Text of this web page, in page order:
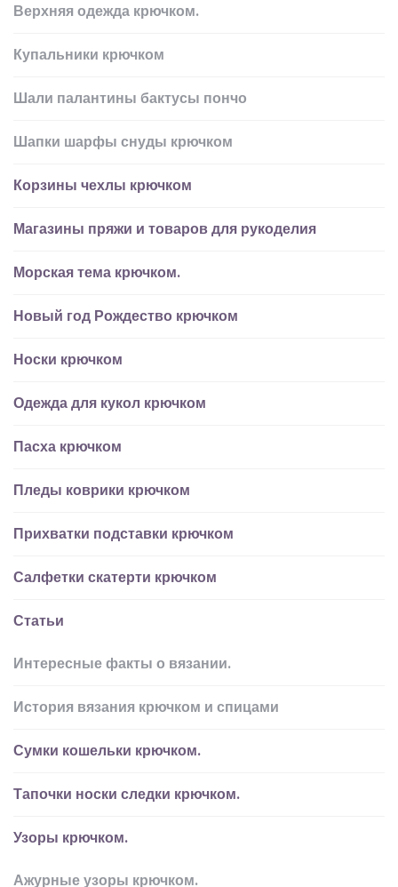
Верхняя одежда крючком.
Купальники крючком
Шали палантины бактусы пончо
Шапки шарфы снуды крючком
Корзины чехлы крючком
Магазины пряжи и товаров для рукоделия
Морская тема крючком.
Новый год Рождество крючком
Носки крючком
Одежда для кукол крючком
Пасха крючком
Пледы коврики крючком
Прихватки подставки крючком
Салфетки скатерти крючком
Статьи
Интересные факты о вязании.
История вязания крючком и спицами
Сумки кошельки крючком.
Тапочки носки следки крючком.
Узоры крючком.
Ажурные узоры крючком.